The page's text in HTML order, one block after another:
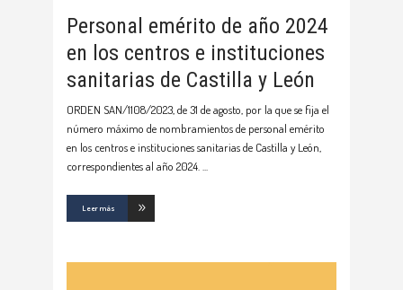
Personal emérito de año 2024
en los centros e instituciones
sanitarias de Castilla y León
ORDEN SAN/1108/2023, de 31 de agosto, por la que se fija el
número máximo de nombramientos de personal emérito
en los centros e instituciones sanitarias de Castilla y León,
correspondientes al año 2024.
Leer más